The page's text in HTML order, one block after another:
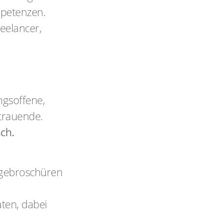
dabei